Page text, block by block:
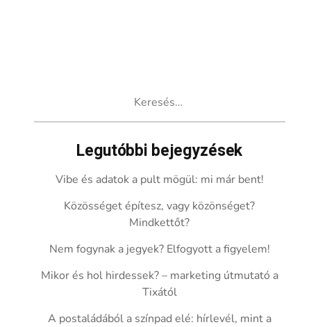
Legutóbbi bejegyzések
Vibe és adatok a pult mögül: mi már bent!
Közösséget építesz, vagy közönséget?
Mindkettőt?
Nem fogynak a jegyek? Elfogyott a figyelem!
Mikor és hol hirdessek? – marketing útmutató a
Tixától
A postaládából a színpad elé: hírlevél, mint a